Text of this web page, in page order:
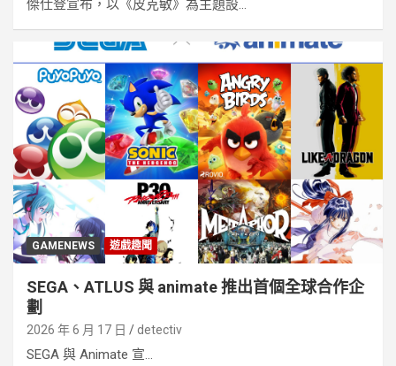
傑仕登宣布，以《⽪克敏》為主題設...
GAMENEWS 遊戲趣聞
SEGA、ATLUS 與 animate 推出首個全球合作企
劃
2026 年 6 月 17 日 detectiv
SEGA 與 Animate 宣...